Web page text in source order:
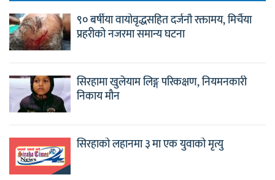
९० बर्षीया वायोवृद्धसहित दर्जनौ रक्तामय, मिर्चैया
प्रहरीको नजरमा समान्य घटना
सिरहामा खुलेयाम लिङ्ग परिकक्षण, नियमनकारी
निकाय मौन
सिरहाको लहानमा ३ मा एक युवाको मृत्यु